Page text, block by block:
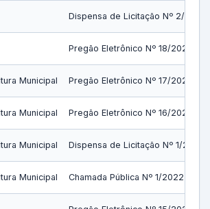
Dispensa de Licitação Nº 2/2022
Pregão Eletrônico Nº 18/2022
Municipal Pregão Eletrônico Nº 17/2022
Municipal Pregão Eletrônico Nº 16/2022
Municipal Dispensa de Licitação Nº 1/2022
Municipal Chamada Pública Nº 1/2022